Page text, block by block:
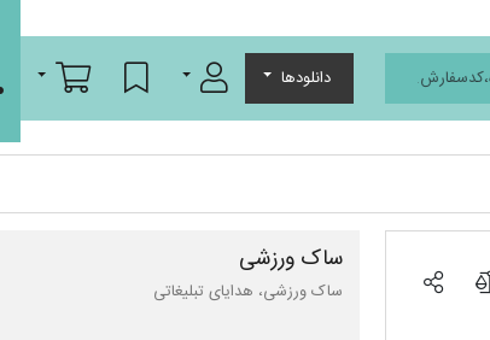
دانلودها ورود/عضویتلیست مورد علاقه
سبد خرید
ساک ورزشی
ساک ورزشی، هدایای تبلیغاتی